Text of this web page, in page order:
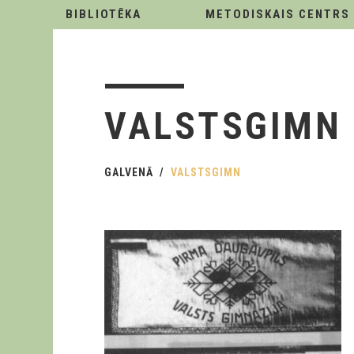
BIBLIOTĒKA
METODISKAIS CENTRS
VALSTSGIMN
GALVENĀ VALSTSGIMN